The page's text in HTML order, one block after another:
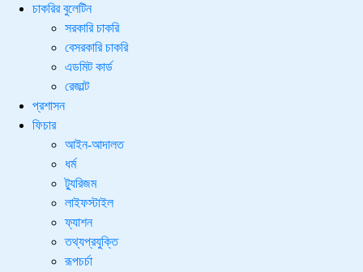
চাকরির বুলেটিন
সরকারি চাকরি
বেসরকারি চাকরি
এডমিট কার্ড
রেজাল্ট
প্রশাসন
ফিচার
আইন-আদালত
ধর্ম
ট্যুরিজম
লাইফস্টাইল
ফ্যাশন
তথ্যপ্রযুক্তি
রূপচর্চা